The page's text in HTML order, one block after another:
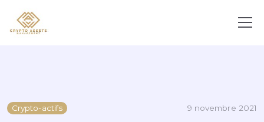
Crypto-actifs 9 novembre 2021